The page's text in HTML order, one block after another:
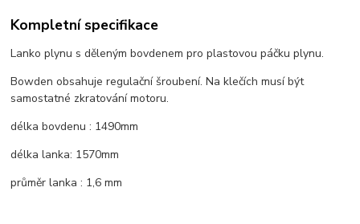
Kompletní specifikace
Lanko plynu s děleným bovdenem pro plastovou páčku plynu.
Bowden obsahuje regulační šroubení. Na klečích musí být
samostatné zkratování motoru.
délka bovdenu : 1490mm
délka lanka: 1570mm
průměr lanka : 1,6 mm